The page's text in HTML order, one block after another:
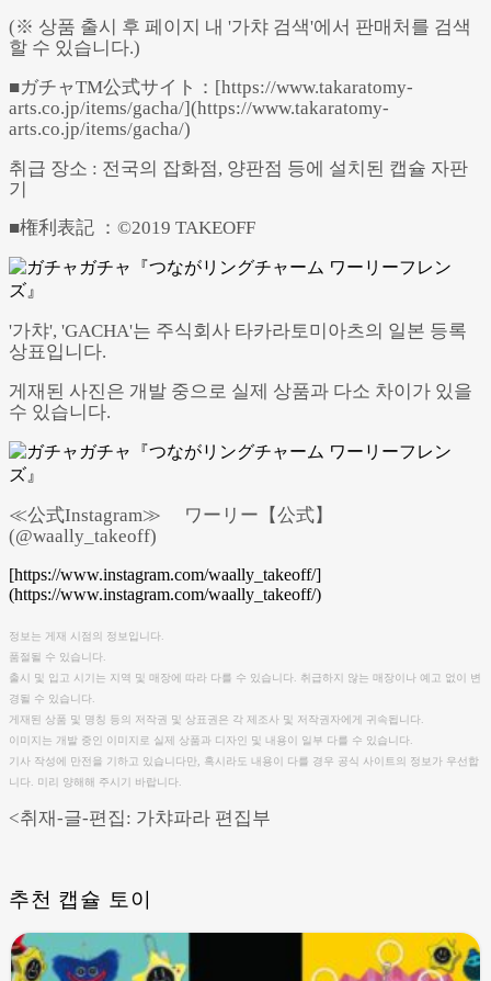
(※ 상품 출시 후 페이지 내 '가챠 검색'에서 판매처를 검색
할 수 있습니다.)
■ガチャTM公式サイト：[https://www.takaratomy-
arts.co.jp/items/gacha/](https://www.takaratomy-
arts.co.jp/items/gacha/)
취급 장소 : 전국의 잡화점, 양판점 등에 설치된 캡슐 자판
기
■権利表記 ：©2019 TAKEOFF
'가챠', 'GACHA'는 주식회사 타카라토미아츠의 일본 등록
상표입니다.
게재된 사진은 개발 중으로 실제 상품과 다소 차이가 있을
수 있습니다.
≪公式Instagram≫ ワーリー【公式】
(@waally_takeoff)
[https://www.instagram.com/waally_takeoff/]
(https://www.instagram.com/waally_takeoff/)
정보는 게재 시점의 정보입니다.
품절될 수 있습니다.
출시 및 입고 시기는 지역 및 매장에 따라 다를 수 있습니다. 취급하지 않는 매장이나 예고 없이 변
경될 수 있습니다.
게재된 상품 및 명칭 등의 저작권 및 상표권은 각 제조사 및 저작권자에게 귀속됩니다.
이미지는 개발 중인 이미지로 실제 상품과 디자인 및 내용이 일부 다를 수 있습니다.
기사 작성에 만전을 기하고 있습니다만, 혹시라도 내용이 다를 경우 공식 사이트의 정보가 우선합
니다. 미리 양해해 주시기 바랍니다.
<취재-글-편집: 가챠파라 편집부
추천 캡슐 토이